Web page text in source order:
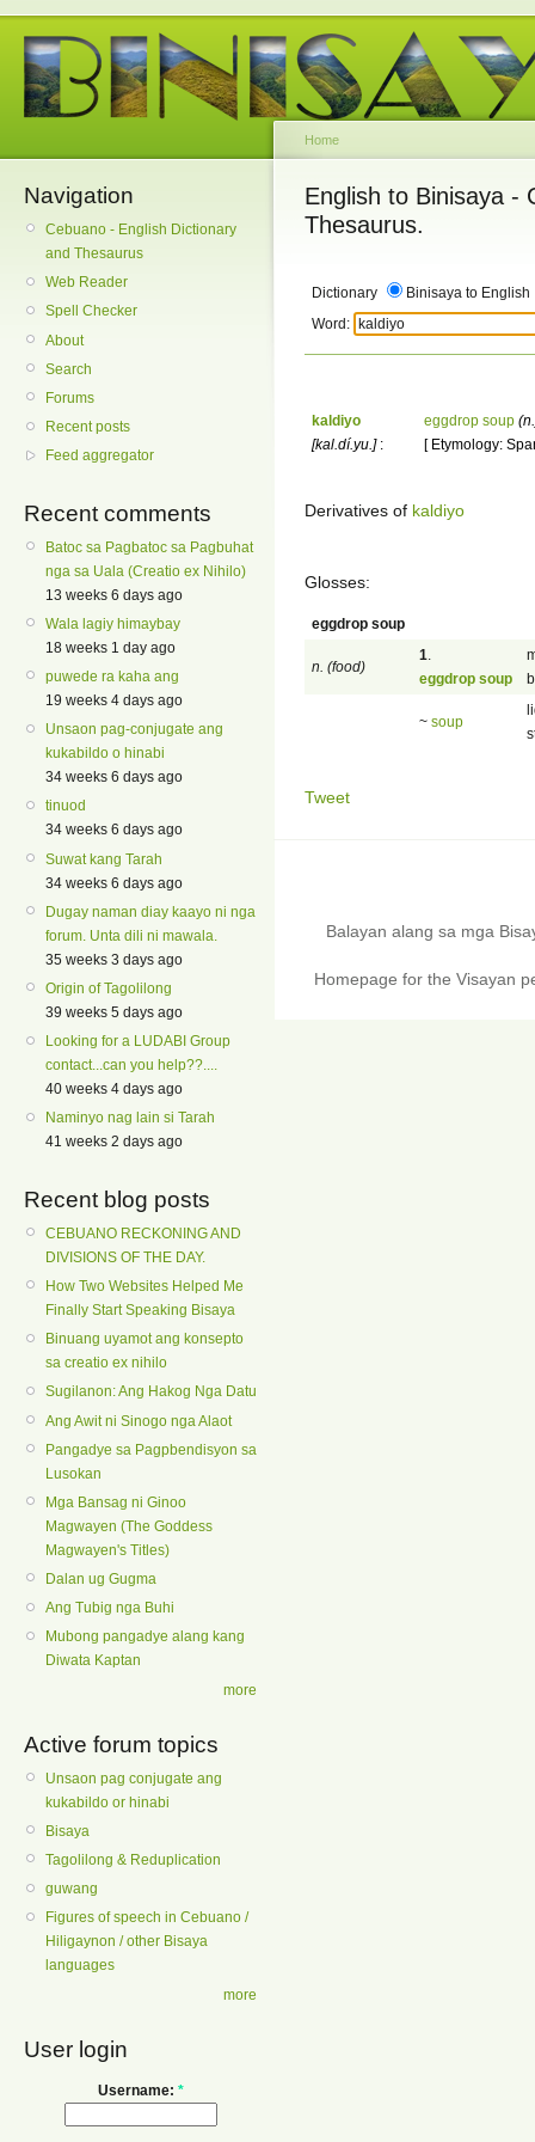
Navigation
Cebuano - English Dictionary
and Thesaurus
Web Reader
Spell Checker
About
Search
Forums
Recent posts
Feed aggregator
Recent comments
Batoc sa Pagbatoc sa Pagbuhat
nga sa Uala (Creatio ex Nihilo)
13 weeks 6 days ago
Wala lagiy himaybay
18 weeks 1 day ago
puwede ra kaha ang
19 weeks 4 days ago
Unsaon pag-conjugate ang
kukabildo o hinabi
34 weeks 6 days ago
tinuod
34 weeks 6 days ago
Suwat kang Tarah
34 weeks 6 days ago
Dugay naman diay kaayo ni nga
forum. Unta dili ni mawala.
35 weeks 3 days ago
Origin of Tagolilong
39 weeks 5 days ago
Looking for a LUDABI Group
contact...can you help??....
40 weeks 4 days ago
Naminyo nag lain si Tarah
41 weeks 2 days ago
Recent blog posts
CEBUANO RECKONING AND
DIVISIONS OF THE DAY.
How Two Websites Helped Me
Finally Start Speaking Bisaya
Binuang uyamot ang konsepto
sa creatio ex nihilo
Sugilanon: Ang Hakog Nga Datu
Ang Awit ni Sinogo nga Alaot
Pangadye sa Pagpbendisyon sa
Lusokan
Mga Bansag ni Ginoo
Magwayen (The Goddess
Magwayen's Titles)
Dalan ug Gugma
Ang Tubig nga Buhi
Mubong pangadye alang kang
Diwata Kaptan
more
Active forum topics
Unsaon pag conjugate ang
kukabildo or hinabi
Bisaya
Tagolilong & Reduplication
guwang
Figures of speech in Cebuano /
Hiligaynon / other Bisaya
languages
more
User login
Username: *
Home
English to Binisaya -
Thesaurus.
Dictionary
Binisaya to English
Word:
kaldiyo
[kal.dí.yu.]:
eggdrop soup
[ Etymology:
Derivatives of kaldiyo
Glosses:
eggdrop soup
n. (food)
1
eggdrop soup
~ soup
Tweet
Balayan alang sa mga
Homepage for the Visayan